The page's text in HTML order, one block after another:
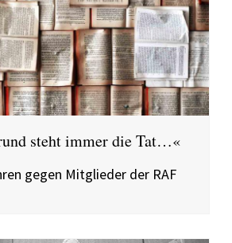
steht immer die Tat…«
gegen Mitglieder der RAF